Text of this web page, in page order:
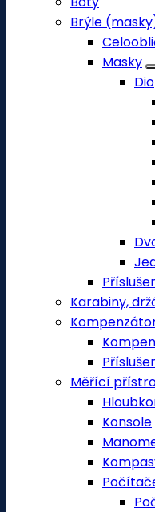
Brýle
Masky
Karabiny,
Měřící
Konsole